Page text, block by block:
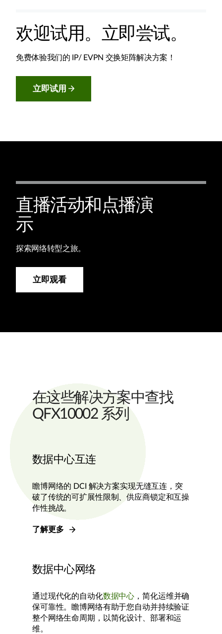
欢迎试用。立即尝试。
免费体验我们的 IP/ EVPN 交换矩阵解决方案！
立即试用
直播活动和点播演
示
探索网络转型之旅。
立即观看
在这些解决方案中查找
QFX10002 系列
数据中心互连
瞻博网络的 DCI 解决方案实现无缝互连，突
破了传统的可扩展性限制、供应商锁定和互操
作性挑战。
了解更多
数据中心网络
通过现代化的自动化数据中心 ，简化运维并确
保可靠性。瞻博网络有助于您自动并持续验证
整个网络生命周期，以简化设计、部署和运
维。